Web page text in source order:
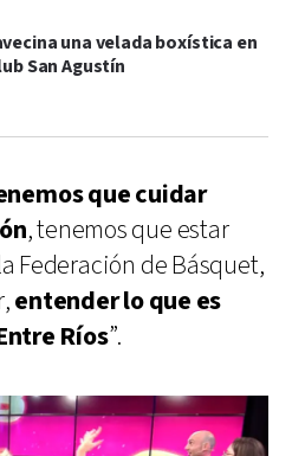
una velada boxística en
San Agustín
que cuidar
, tenemos que estar
Federación de Básquet,
entender lo que es
Ríos”.